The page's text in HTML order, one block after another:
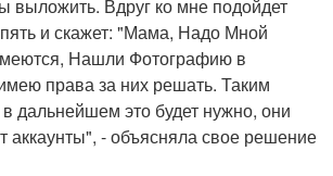
выложить. Вдруг ко мне подойдет
и скажет: "Мама, Надо Мной
Нашли Фотографию в
права за них решать. Таким
дальнейшем это будет нужно, они
аккаунты", - объясняла свое решение